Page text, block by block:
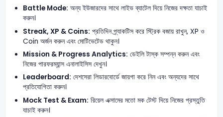
Battle Mode: অন্য ইউজারদের সাথে লাইভ ব্যাটেল দিয়ে নিজের দক্ষতা যাচাই
করুন।
Streak, XP & Coins: প্রতিদিন প্র্যাকটিস করে স্ট্রিক বজায় রাখুন, XP ও
Coin অর্জন করুন এবং মোটিভেটেড থাকুন।
Mission & Progress Analytics: ডেইলি টাস্ক সম্পন্ন করুন এবং
নিজের পারফরম্যান্স এনালাইসিস দেখুন।
Leaderboard: দেশসেরা লিডারবোর্ডে জায়গা করে নিন এবং অন্যদের সাথে
প্রতিযোগিতা করুন।
Mock Test & Exam: রিয়েল এক্সামের মতো মক টেস্ট দিয়ে নিজের প্রস্তুতি
যাচাই করুন।